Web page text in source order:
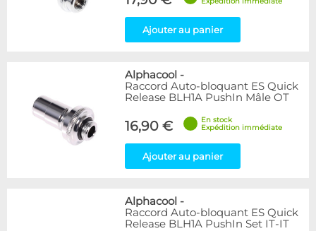
Ajouter au panier
Alphacool -
Raccord Auto-bloquant ES Quick
Release BLH1A PushIn Mâle OT
16,90 €
En stock
Expédition immédiate
Ajouter au panier
Alphacool -
Raccord Auto-bloquant ES Quick
Release BLH1A PushIn Set IT-IT